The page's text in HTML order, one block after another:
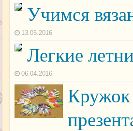
Учимся
13.05.2016
Легкие
06.04.2016
Кружок